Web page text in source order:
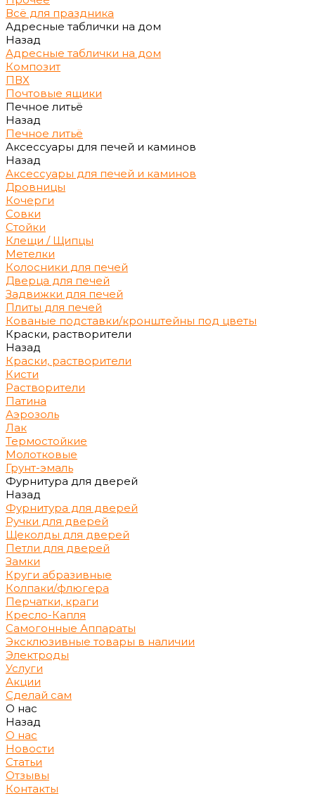
Всё для праздника
Адресные таблички на дом
Назад
Адресные таблички на дом
Композит
ПВХ
Почтовые ящики
Печное литьё
Назад
Печное литьё
Аксессуары для печей и каминов
Назад
Аксессуары для печей и каминов
Дровницы
Кочерги
Совки
Стойки
Клещи / Щипцы
Метелки
Колосники для печей
Дверца для печей
Задвижки для печей
Плиты для печей
Кованые подставки/кронштейны под цветы
Краски, растворители
Назад
Краски, растворители
Кисти
Растворители
Патина
Аэрозоль
Лак
Термостойкие
Молотковые
Грунт-эмаль
Фурнитура для дверей
Назад
Фурнитура для дверей
Ручки для дверей
Щеколды для дверей
Петли для дверей
Замки
Круги абразивные
Колпаки/флюгера
Перчатки, краги
Кресло-Капля
Самогонные Аппараты
Эксклюзивные товары в наличии
Электроды
Услуги
Акции
Сделай сам
О нас
Назад
О нас
Новости
Статьи
Отзывы
Контакты